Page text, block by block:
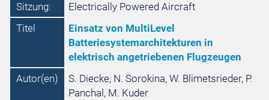
Sitzung:
Electrically Powered Aircraft
Titel
Einsatz von MultiLevel
Batteriesystemarchitekturen in
elektrisch angetriebenen Flugzeugen
Autor(en)
S. Diecke, N. Sorokina, W. Blimetsrieder, P.
Panchal, M. Kuder